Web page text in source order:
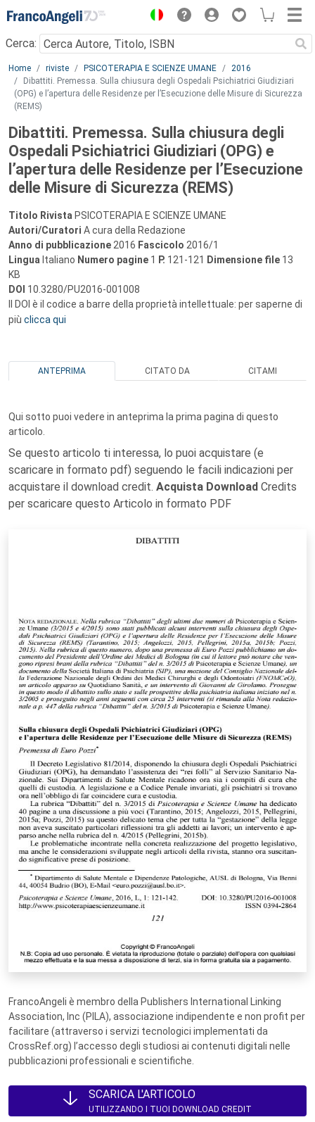
Menu
Cerca:
Main content
Home riviste PSICOTERAPIA E SCIENZE UMANE
2016
Dibattiti. Premessa. Sulla chiusura degli Ospedali Psichiatrici Giudiziari
(OPG) e l’apertura delle Residenze per l’Esecuzione delle Misure di Sicurezza
(REMS)
Dibattiti. Premessa. Sulla chiusura degli
Ospedali Psichiatrici Giudiziari (OPG) e
l’apertura delle Residenze per l’Esecuzione
delle Misure di Sicurezza (REMS)
Titolo Rivista PSICOTERAPIA E SCIENZE UMANE
Autori/Curatori A cura della Redazione
Anno di pubblicazione 2016 Fascicolo 2016/1
Lingua Italiano Numero pagine 1 P. 121-121 Dimensione file 13
KB
DOI 10.3280/PU2016-001008
Il DOI è il codice a barre della proprietà intellettuale: per saperne di
più clicca qui
ANTEPRIMA CITATO DA CITAMI
Qui sotto puoi vedere in anteprima la prima pagina di questo
articolo.
Se questo articolo ti interessa, lo puoi acquistare (e
scaricare in formato pdf) seguendo le facili indicazioni per
acquistare il download credit. Acquista Download Credits
per scaricare questo Articolo in formato PDF
FrancoAngeli è membro della Publishers International Linking
Association, Inc (PILA), associazione indipendente e non profit per
facilitare (attraverso i servizi tecnologici implementati da
CrossRef.org) l’accesso degli studiosi ai contenuti digitali nelle
pubblicazioni professionali e scientifiche.
SCARICA L'ARTICOLO
UTILIZZANDO I TUOI DOWNLOAD CREDIT